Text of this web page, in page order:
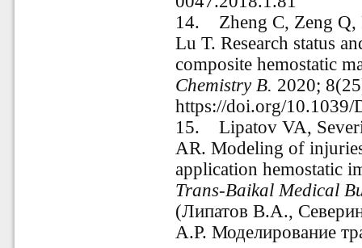
14.
Zheng C, Zeng
Lu T. Research status
composite hemostatic
Chemistry B. 2020;
https://doi.org/10.1039/
15.
Lipatov VA,
AR. Modeling of
application hemostatic
Trans-Baikal Medical
(Липатов В.А.,
А.Р. Моделирование